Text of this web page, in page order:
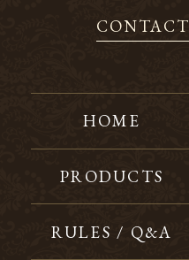
CONTACT
HOME
PRODUCTS
RULES / Q&A